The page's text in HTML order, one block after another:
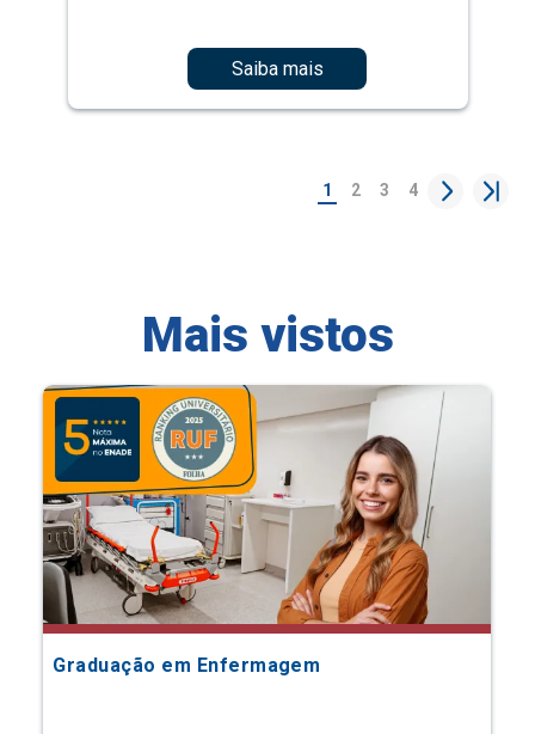
Saiba mais
1 2 3 4
Mais vistos
Graduação em Enfermagem